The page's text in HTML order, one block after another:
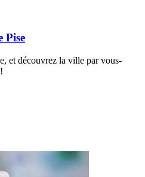
Pise
et découvrez la ville par vous-